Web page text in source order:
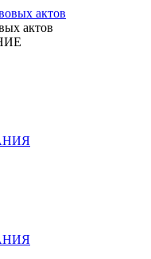
актов